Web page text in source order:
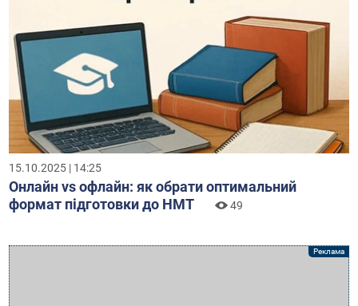
15.10.2025 | 14:25
Онлайн vs офлайн: як обрати оптимальний
формат підготовки до НМТ
49